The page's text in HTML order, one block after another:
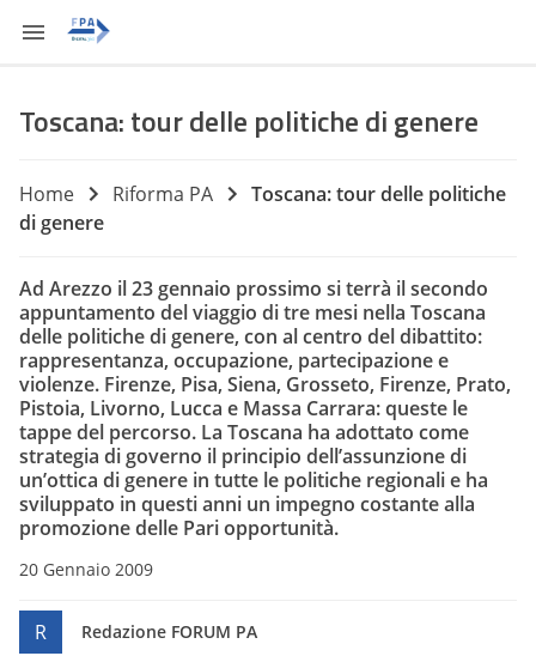
Toscana: tour delle politiche di genere
Home Riforma PA
Toscana: tour delle politiche
di genere
Ad Arezzo il 23 gennaio prossimo si terrà il secondo
appuntamento del viaggio di tre mesi nella Toscana
delle politiche di genere, con al centro del dibattito:
rappresentanza, occupazione, partecipazione e
violenze. Firenze, Pisa, Siena, Grosseto, Firenze, Prato,
Pistoia, Livorno, Lucca e Massa Carrara: queste le
tappe del percorso. La Toscana ha adottato come
strategia di governo il principio dell’assunzione di
un’ottica di genere in tutte le politiche regionali e ha
sviluppato in questi anni un impegno costante alla
promozione delle Pari opportunità.
20 Gennaio 2009
R Redazione FORUM PA